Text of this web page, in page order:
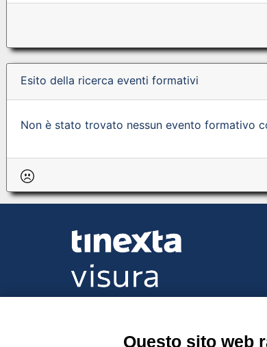
Esito della ricerca eventi formativi
Non è stato trovato nessun evento formativo
Questo sito web